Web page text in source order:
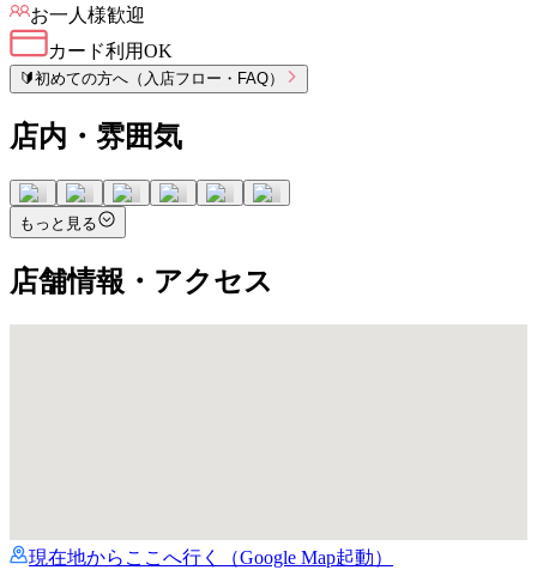
お一人様歓迎
カード利用OK
🔰初めての方へ（入店フロー・FAQ）
店内・雰囲気
もっと見る
店舗情報・アクセス
現在地からここへ行く（Google Map起動）